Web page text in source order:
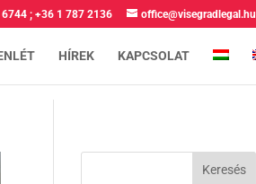
; +36 1 787 2136 office@visegradlegal.hu
HÍREK KAPCSOLAT